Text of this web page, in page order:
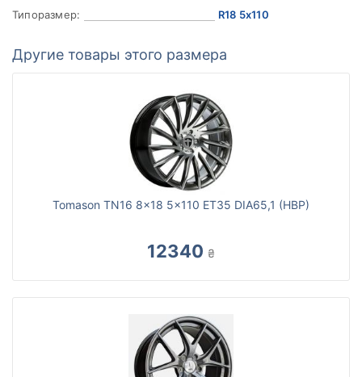
Типоразмер:
R18 5x110
Другие товары этого размера
Tomason TN16 8x18 5x110 ET35 DIA65,1 (HBP)
12340 ₴